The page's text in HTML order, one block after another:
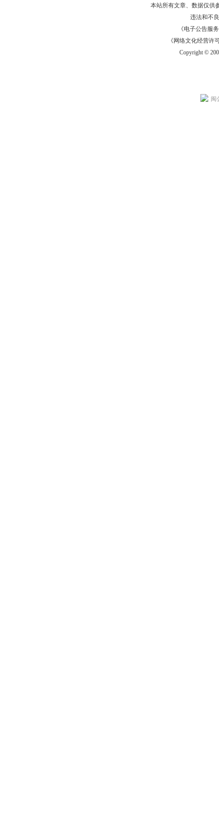
本站所有文章、数据仅供
违法和不
《电子公告服务
《网络文化经营许
Copyright ©
闽